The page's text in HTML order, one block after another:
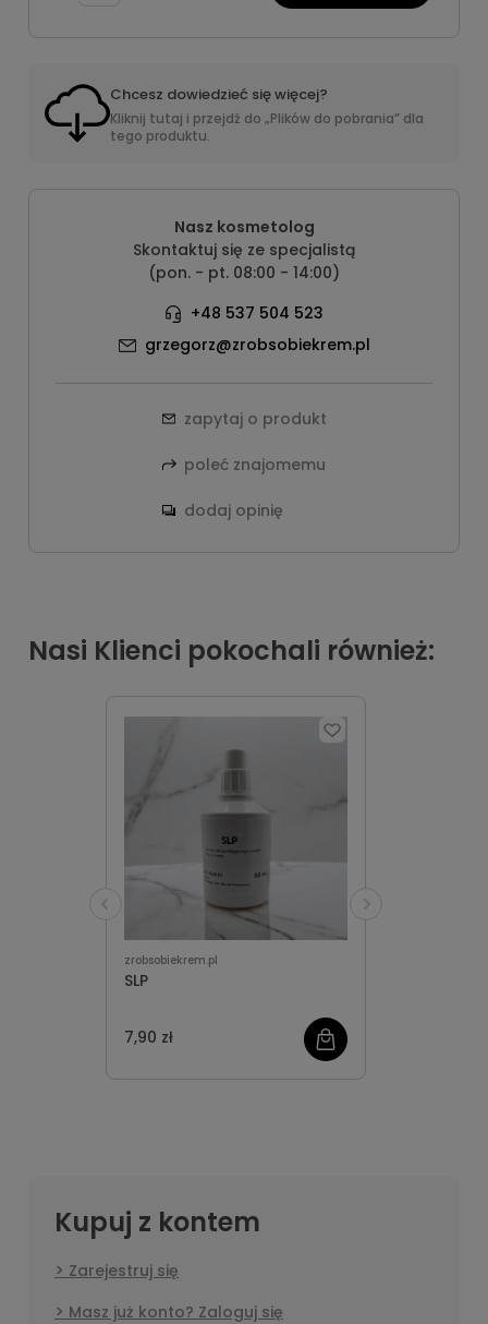
Chcesz dowiedzieć się więcej?
Kliknij tutaj i przejdź do „Plików do pobrania” dla
tego produktu.
Nasz kosmetolog
Skontaktuj się ze specjalistą
(pon. - pt. 08:00 - 14:00)
+48 537 504 523
grzegorz@zrobsobiekrem.pl
zapytaj o produkt
poleć znajomemu
dodaj opinię
Nasi Klienci pokochali również:
zrobsobiekrem.pl
SLP
7,90 zł
Kupuj z kontem
Zarejestruj się
Masz już konto? Zaloguj się